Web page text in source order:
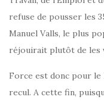
refuse de pousser les
Manuel Valls, le plus
réjouirait plutôt de les
Force est donc pour
recul. A cette fin,